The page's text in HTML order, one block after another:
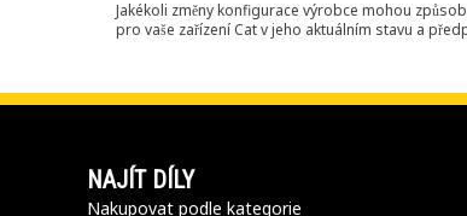
Jakékoli změny konfigurace výrobce mohou
pro vaše zařízení Cat v jeho aktuálním stavu a
NAJÍT DÍLY
Nakupovat podle kategorie